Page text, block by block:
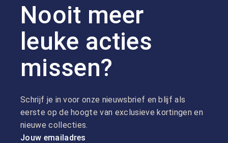
Nooit meer
leuke acties
missen?
Schrijf je in voor onze nieuwsbrief en blijf als
eerste op de hoogte van exclusieve kortingen en
nieuwe collecties.
Jouw emailadres